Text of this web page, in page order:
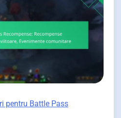
pentru Battle Pass